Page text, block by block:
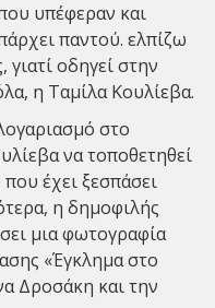
υπέφεραν και
παντού. ελπίζω
οδηγεί στην
η Ταμίλα Κουλίεβα.
στο
να τοποθετηθεί
έχει ξεσπάσει
η δημοφιλής
μια φωτογραφία
«Έγκλημα στο
Δροσάκη και την